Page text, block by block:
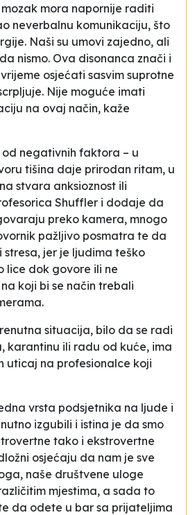
mozak mora napornije raditi
neverbalnu komunikaciju, što
Naši su umovi zajedno, ali
nismo. Ova disonanca znači i
osjećati sasvim suprotne
Nije moguće imati
na ovaj način, kaže
negativnih faktora – u
tišina daje prirodan ritam, u
stvara anksioznost ili
Shuffler i dodaje da
preko kamera, mnogo
pažljivo posmatra te da
jer je ljudima teško
lice dok govore ili ne
koji bi se način trebali
situacija, bilo da se radi
karantinu ili radu od kuće, ima
uticaj na profesionalce koji
vrsta podsjetnika na ljude i
izgubili i istina je da smo
tako i ekstrovertne
osjećaju da nam je sve
naše društvene uloge
mjestima, a sada to
da odete u bar sa prijateljima